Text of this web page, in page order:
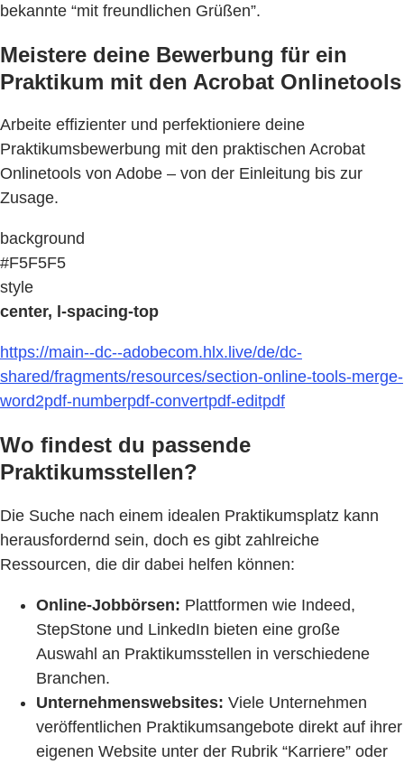
bekannte “mit freundlichen Grüßen”.
Meistere deine Bewerbung für ein
Praktikum mit den Acrobat Onlinetools
Arbeite effizienter und perfektioniere deine
Praktikumsbewerbung mit den praktischen Acrobat
Onlinetools von Adobe – von der Einleitung bis zur
Zusage.
background
#F5F5F5
style
center, l-spacing-top
https://main--dc--adobecom.hlx.live/de/dc-
shared/fragments/resources/section-online-tools-merge-
word2pdf-numberpdf-convertpdf-editpdf
Wo findest du passende
Praktikumsstellen?
Die Suche nach einem idealen Praktikumsplatz kann
herausfordernd sein, doch es gibt zahlreiche
Ressourcen, die dir dabei helfen können:
Online-Jobbörsen: Plattformen wie Indeed,
StepStone und LinkedIn bieten eine große
Auswahl an Praktikumsstellen in verschiedene
Branchen.
Unternehmenswebsites: Viele Unternehmen
veröffentlichen Praktikumsangebote direkt auf ihrer
eigenen Website unter der Rubrik “Karriere” oder